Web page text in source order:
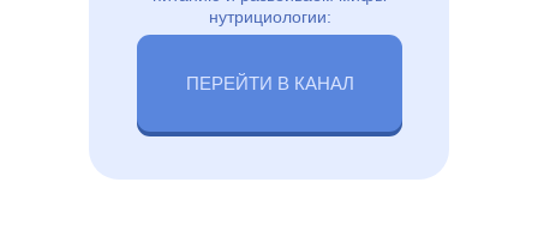
нутрициологии:
ПЕРЕЙТИ В КАНАЛ